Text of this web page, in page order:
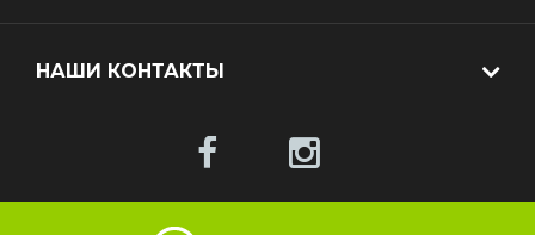
НАШИ КОНТАКТЫ